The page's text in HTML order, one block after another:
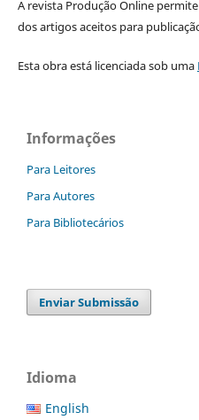
A revista Produção Online
dos artigos aceitos para
Esta obra está licenciada sob uma
Informações
Para Leitores
Para Autores
Para Bibliotecários
Enviar Submissão
Idioma
English